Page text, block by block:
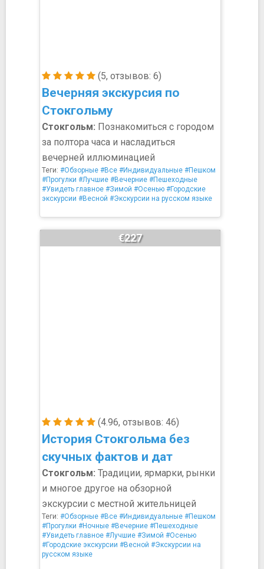
(5, отзывов: 6)
Вечерняя экскурсия по
Стокгольму
Стокгольм: Познакомиться с городом
за полтора часа и насладиться
вечерней иллюминацией
Теги: #Обзорные #Все #Индивидуальные #Пешком
#Прогулки #Лучшие #Вечерние #Пешеходные
#Увидеть главное #Зимой #Осенью #Городские
экскурсии #Весной #Экскурсии на русском языке
(4.96, отзывов: 46)
История Стокгольма без
скучных фактов и дат
€227
Стокгольм: Традиции, ярмарки, рынки
и многое другое на обзорной
экскурсии с местной жительницей
Теги: #Обзорные #Все #Индивидуальные #Пешком
#Прогулки #Ночные #Вечерние #Пешеходные
#Увидеть главное #Лучшие #Зимой #Осенью
#Городские экскурсии #Весной #Экскурсии на
русском языке